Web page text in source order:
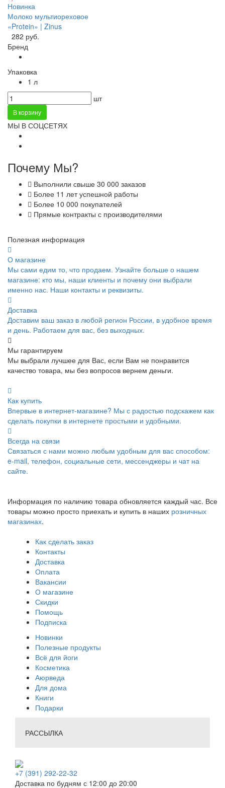
Новинка
Молоко мультиореховое
«Protein» | Zinus
282 руб.
Бренд
Упаковка
1 л
шт
В корзину
МЫ В СОЦСЕТЯХ
Почему Мы?
Выполнили свыше 30 000 заказов
Более 11 лет успешной работы
Более 10 000 покупателей
Прямые контракты с производителями
Полезная информация
О магазине
Мы сами едим то, что продаем. Узнайте больше о нашем
магазине: кто мы, наши клиенты и почему они выбрали
именно нас. Наши контакты и реквизиты.
Доставка
Доставим ваш заказ в любой регион России, в удобное время
и день. Работаем для вас, без выходных.
Мы гарантируем
Мы выбрали лучшее для Вас, если Вам не понравится
качество товара, мы без вопросов вернем деньги.
Как купить
Впервые в интернет-магазине? Мы с радостью подскажем как
сделать покупки в интернете простыми и удобными.
Всегда на связи
Связаться с нами можно любым удобным для вас способом:
e-mail, телефон, социальные сети, мессенджеры и чат на
сайте.
Информация по наличию товара обновляется каждый час. Все
товары можно просто приехать и купить в наших розничных
магазинах.
Как сделать заказ
Контакты
Доставка
Оплата
Вакансии
О магазине
Скидки
Помощь
Подписка
Новинки
Полезные продукты
Всё для йоги
Косметика
Аюрведа
Для дома
Книги
Подарки
РАССЫЛКА
+7 (391) 292-22-32
Доставка по будням с 12:00 до 20:00